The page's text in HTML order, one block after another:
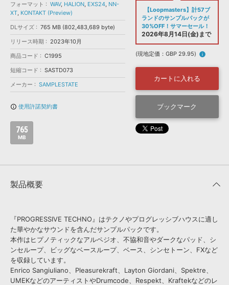
DAW »
効果音 »
BGM »
SONICWIREブログ »
FAQ »
お問い合わせ »
楽曲配信流通 サービス
無償のサウンド管理ソフト
次世代型 ボーカル・エディタ
SLS
ランキング
フォーマット
WAV, HALION, EXS24, NN-
XT, KONTAKT (Preview)
DLサイズ
765 MB (802,483,689 byte)
リリース時期
2023年10月
商品コード
C1995
短縮コード
SASTD073
メーカー
SAMPLESTATE
info_outline 使用許諾契約書
765
MB
【Loopmasters】計57ブ
ランドのサンプルパックが
30%OFF！サマーセール！
2026年8月14日(金)まで
(現地定価：GBP 29.95) info
カートに入れる
ブックマーク
製品概要
『PROGRESSIVE TECHNO』はテクノやプログレッシブハウスに適し
た華やかなサウンドを含んだサンプルパックです。
本作はヒプノティックなアルペジオ、不協和音やダークなパッド、シ
ンセループ、ビッグなベースループ、ベース、シンセトーン、FXなど
を収録しています。
Enrico Sangiuliano、Pleasurekraft、Layton Giordani、Spektre、
UMEKなどのアーティストやDrumcode、Respekt、Kraftekなどのレ